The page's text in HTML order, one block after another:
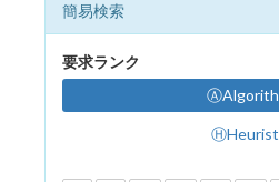
簡易検索
要求ランク